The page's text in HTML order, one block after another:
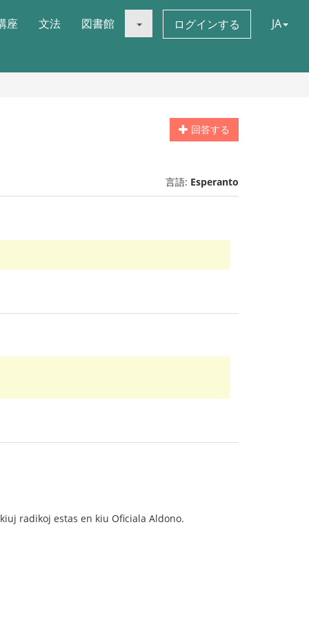
座 文法 図書館 ログインする JA
回答する
言語: Esperanto
radikoj estas en kiu Oficiala Aldono.